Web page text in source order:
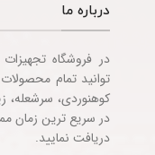
درباره ما
در فروشگاه
توانید تمام
کوهنوردی، سرشعله،
در سریع ترین زمان
دریافت نمایید.